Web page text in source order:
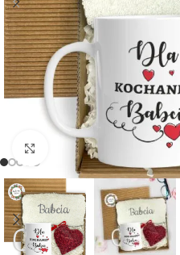
Powiększ